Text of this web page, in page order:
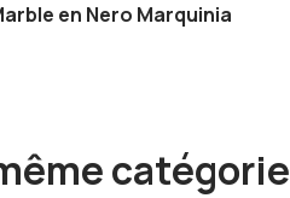
en Nero Marquinia
catégorie